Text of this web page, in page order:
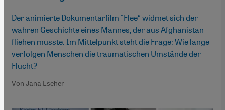
Der animierte Dokumentarfilm "Flee“ widmet sich der
wahren Geschichte eines Mannes, der aus Afghanistan
fliehen musste. Im Mittelpunkt steht die Frage: Wie lange
verfolgen Menschen die traumatischen Umstände der
Flucht?
Von Jana Escher